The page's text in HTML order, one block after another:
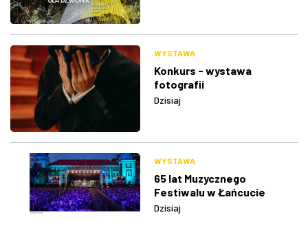
WYSTAWA
Konkurs - wystawa
fotografii
Dzisiaj
WYSTAWA
65 lat Muzycznego
Festiwalu w Łańcucie
Dzisiaj